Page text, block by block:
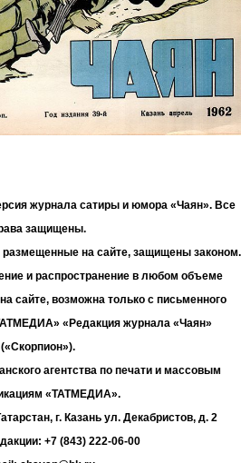
журнала сатиры и юмора «Чаян». Все
защищены.
на сайте, защищены законом.
и распространение в любом объеме
сайте, возможна только с письменного
«Редакция журнала «Чаян»
(«Скорпион»).
агентства по печати и массовым
«ТАТМЕДИА».
г. Казань ул. Декабристов, д. 2
+7 (843) 222-06-00